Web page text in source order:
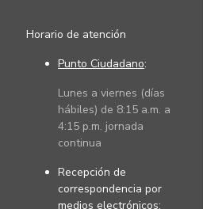
Horario de atención
Punto Ciudadano:
Lunes a viernes (días
hábiles) de 8:15 a.m. a
4:15 p.m. jornada
continua
Recepción de
correspondencia por
medios electrónicos: